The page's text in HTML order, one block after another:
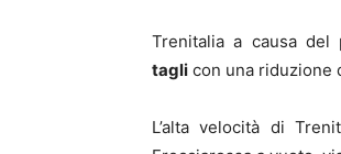
Trenitalia a causa del
tagli con una riduzione
L’alta velocità di